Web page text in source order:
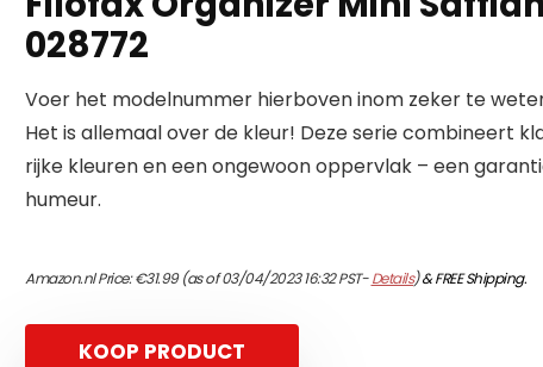
028772
Voer het modelnummer hierboven inom zeker te
Het is allemaal over de kleur! Deze serie combineert
rijke kleuren en een ongewoon oppervlak – een
humeur.
Amazon.nl Price:€31.99(as of 03/04/2023 16:32 PST-Details)&FREE Shipping.
KOOP PRODUCT